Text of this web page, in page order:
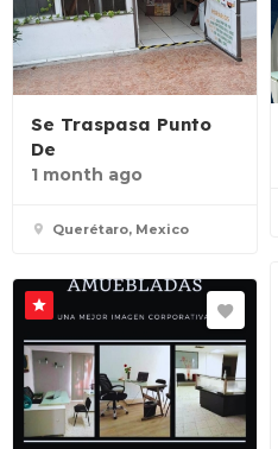
Se Traspasa Punto
De
1 month ago
Querétaro, Mexico